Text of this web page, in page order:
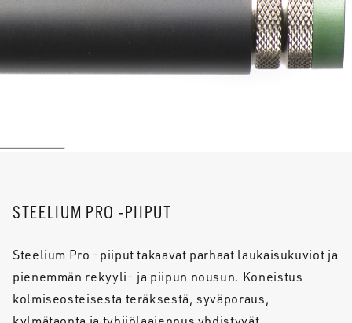
STEELIUM PRO -PIIPUT
Steelium Pro -piiput takaavat parhaat laukaisukuviot ja
pienemmän rekyyli- ja piipun nousun. Koneistus
kolmiseosteisesta teräksestä, syväporaus,